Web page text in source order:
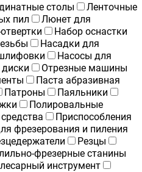
столы
Ленточные
пил
Люнет для
Набор оснастки
Насадки для
Насосы для
Отрезные машины
Паста абразивная
Патроны
Паяльники
Полировальные
Приспособления
фрезерования и пиления
Резцы
фрезерные станины
инструмент